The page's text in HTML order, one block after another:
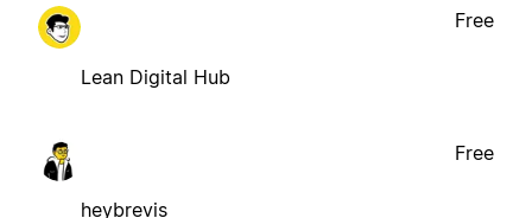
Lean Digital Hub
Free
heybrevis
Free